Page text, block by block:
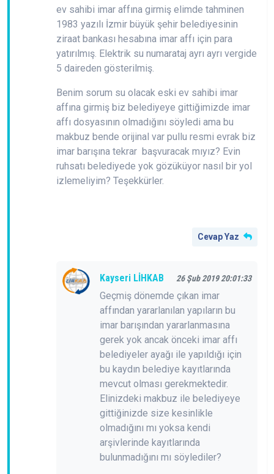
ev sahibi imar affına girmiş elimde tahminen
1983 yazılı İzmir büyük şehir belediyesinin
ziraat bankası hesabına imar affı için para
yatırılmış. Elektrik su numarataj ayrı ayrı vergide
5 daireden gösterilmiş.
Benim sorum su olacak eski ev sahibi imar
affına girmiş biz belediyeye gittiğimizde imar
affı dosyasının olmadığını söyledi ama bu
makbuz bende orijinal var pullu resmi evrak biz
imar barışına tekrar başvuracak mıyız? Evin
ruhsatı belediyede yok gözüküyor nasıl bir yol
izlemeliyim? Teşekkürler.
Cevap Yaz
Kayseri LİHKAB 26 Şub 2019 20:01:33
Geçmiş dönemde çıkan imar
affından yararlanılan yapıların bu
imar barışından yararlanmasına
gerek yok ancak önceki imar affı
belediyeler ayağı ile yapıldığı için
bu kaydın belediye kayıtlarında
mevcut olması gerekmektedir.
Elinizdeki makbuz ile belediyeye
gittiğinizde size kesinlikle
olmadığını mı yoksa kendi
arşivlerinde kayıtlarında
bulunmadığını mı söylediler?